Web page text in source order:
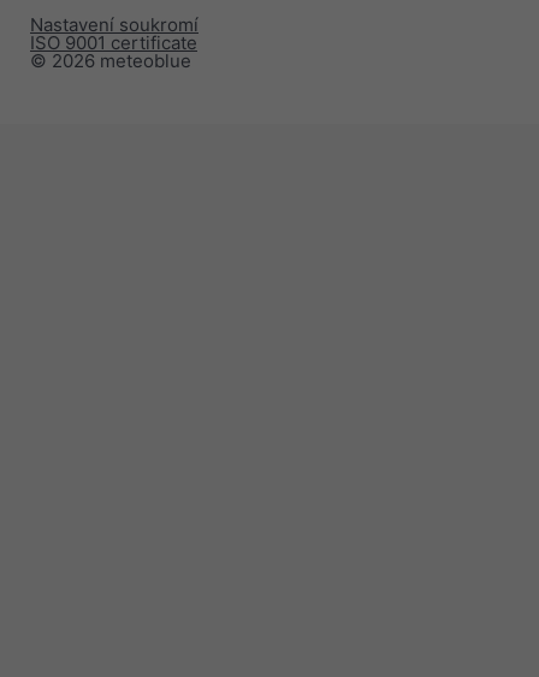
© 2026 meteoblue
ISO 9001 certificate
Nastavení soukromí